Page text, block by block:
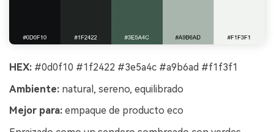
HEX: #0d0f10 #1f2422 #3e5a4c #a9b6ad #f1f3f1
Ambiente: natural, sereno, equilibrado
Mejor para: empaque de producto eco